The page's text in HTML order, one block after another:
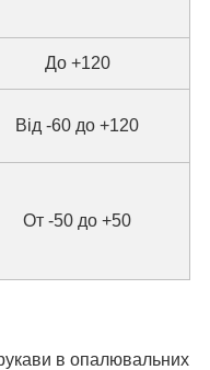
До +120
Від -60 до +120
От -50 до +50
в опалювальних